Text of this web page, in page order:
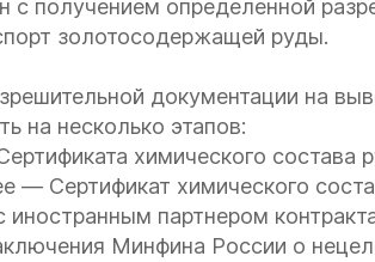
с получением определенной
золотосодержащей руды.
документации на
на несколько этапов:
химического
— Сертификат химического
иностранным партнером
Минфина России о